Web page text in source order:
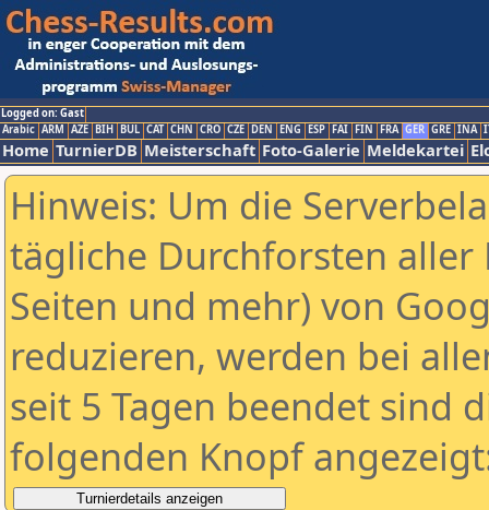
Logged on: Gast
Arabic ARM AZE BIH BUL CAT CHN CRO CZE DEN ENG ESP FAI FIN FRA GER GRE INA
Home TurnierDB Meisterschaft Foto-Galerie Meldekartei
Hinweis: Um die
tägliche Durchforsten aller
Seiten und mehr) von
reduzieren, werden bei
seit 5 Tagen beendet sind
folgenden Knopf